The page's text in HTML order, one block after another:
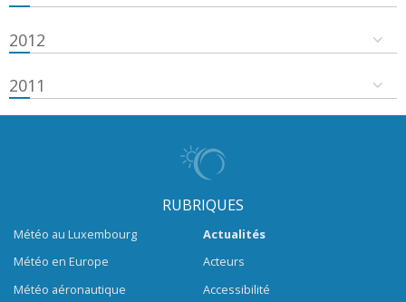
2012
2011
RUBRIQUES
Météo au Luxembourg
Météo en Europe
Météo aéronautique
Actualités
Acteurs
Accessibilité